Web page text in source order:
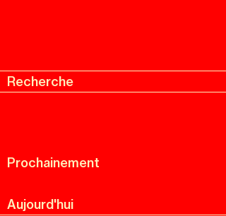
Menu
Recherche
Prochainement
Aujourd'hui